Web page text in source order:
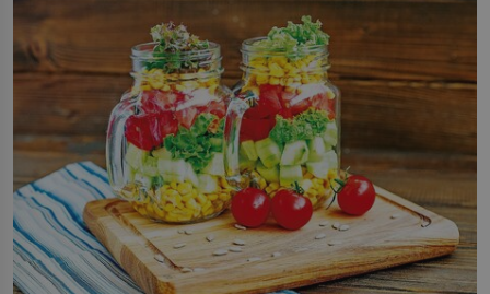
Předškolní věk je